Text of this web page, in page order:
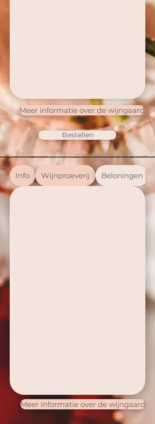
Meer informatie over de wijngaard
Bestellen
Info Wijnproeverij Beloningen
Meer informatie over de wijngaard